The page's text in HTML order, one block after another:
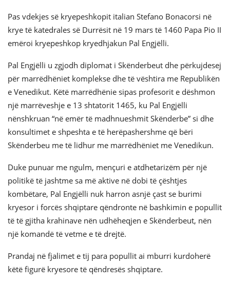
Pas vdekjes së kryepeshkopit italian Stefano Bonacorsi në
krye të katedrales së Durrësit në 19 mars të 1460 Papa Pio II
emëroi kryepeshkop kryedhjakun Pal Engjëlli.
Pal Engjëlli u zgjodh diplomat i Skënderbeut dhe përkujdesej
për marrëdhëniet komplekse dhe të vështira me Republikën
e Venedikut. Këtë marrëdhënie sipas profesorit e dëshmon
një marrëveshje e 13 shtatorit 1465, ku Pal Engjëlli
nënshkruan “në emër të madhnueshmit Skënderbe” si dhe
konsultimet e shpeshta e të herëpashershme që bëri
Skënderbeu me të lidhur me marrëdhëniet me Venedikun.
Duke punuar me ngulm, mençuri e atdhetarizëm për një
politikë të jashtme sa më aktive në dobi të çështjes
kombëtare, Pal Engjëlli nuk harron asnjë çast se burimi
kryesor i forcës shqiptare qëndronte në bashkimin e popullit
të të gjitha krahinave nën udhëheqjen e Skënderbeut, nën
një komandë të vetme e të drejtë.
Prandaj në fjalimet e tij para popullit ai mburri kurdoherë
këtë figurë kryesore të qëndresës shqiptare.